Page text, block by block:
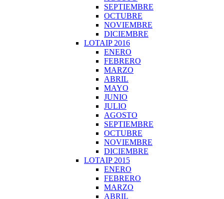
SEPTIEMBRE
OCTUBRE
NOVIEMBRE
DICIEMBRE
LOTAIP 2016
ENERO
FEBRERO
MARZO
ABRIL
MAYO
JUNIO
JULIO
AGOSTO
SEPTIEMBRE
OCTUBRE
NOVIEMBRE
DICIEMBRE
LOTAIP 2015
ENERO
FEBRERO
MARZO
ABRIL